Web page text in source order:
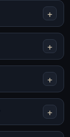
+
+
+
+